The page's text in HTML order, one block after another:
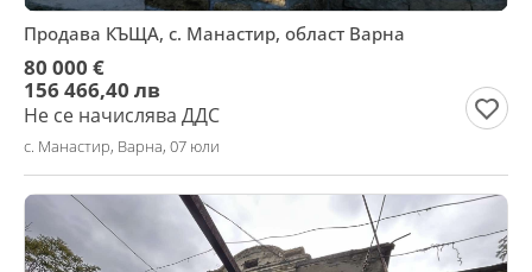
Продава КЪЩА, с. Манастир, област Варна
80 000 €
156 466,40 лв
Не се начислява ДДС
с. Манастир, Варна, 07 юли